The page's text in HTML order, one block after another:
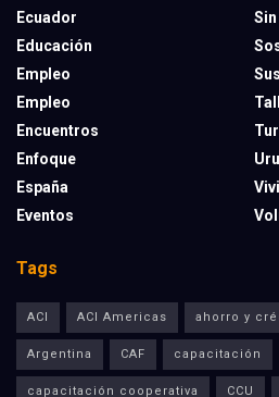
Ecuador
Educación
Empleo
Empleo
Encuentros
Enfoque
España
Eventos
Tags
ACI ACI Americas ahorro y
Argentina CAF capacitación
capacitación cooperativa CCU